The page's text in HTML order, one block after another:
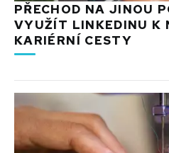
PŘECHOD NA JINOU
VYUŽÍT LINKEDINU K
KARIÉRNÍ CESTY